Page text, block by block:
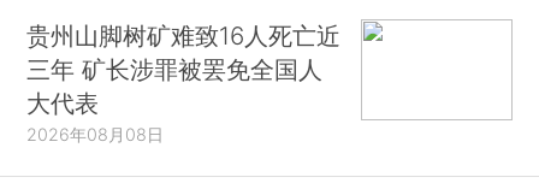
贵州山脚树矿难致16人死亡近
三年 矿长涉罪被罢免全国人
大代表
2026年08月08日